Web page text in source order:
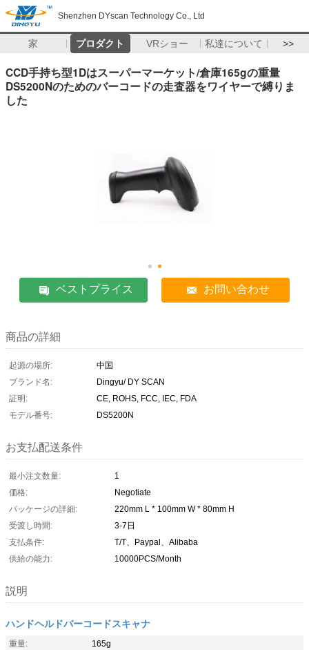
Shenzhen DYscan Technology Co., Ltd
家 プロダクト VRショー 私達について >>
CCD手持ち型1Dはスーパーマーケット/倉庫165gの重量
DS5200Nのためのバーコードの走査器をワイヤーで縛りま
した
ベストプライス お問い合わせ
商品の詳細
起源の場所:
中国
ブランド名:
Dingyu/ DY SCAN
証明:
CE, ROHS, FCC, IEC, FDA
モデル番号:
DS5200N
お支払配送条件
最小注文数量:
1
価格:
Negotiate
パッケージの詳細:
220mm L * 100mm W * 80mm H
受渡し時間:
3-7日
支払条件:
T/T、Paypal、Alibaba
供給の能力:
10000PCS/Month
説明
ハンドヘルドバーコードスキャナ
重量:
165g